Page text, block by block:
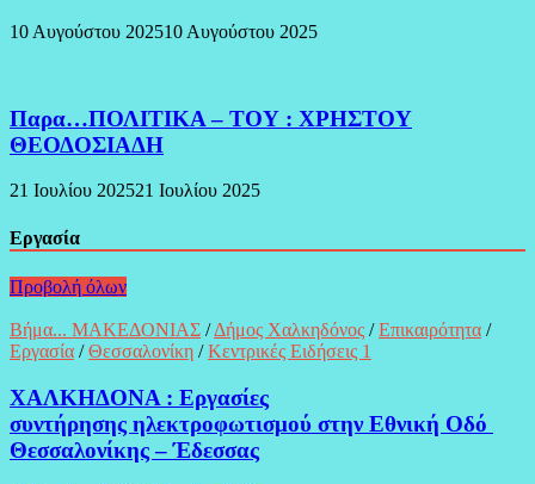
10 Αυγούστου 202510 Αυγούστου 2025
Παρα…ΠΟΛΙΤΙΚΑ – ΤΟΥ : ΧΡΗΣΤΟΥ
ΘΕΟΔΟΣΙΑΔΗ
21 Ιουλίου 202521 Ιουλίου 2025
Εργασία
Προβολή όλων
Βήμα... ΜΑΚΕΔΟΝΙΑΣ /Δήμος Χαλκηδόνος /Επικαιρότητα /
Εργασία /Θεσσαλονίκη /Κεντρικές Ειδήσεις 1
ΧΑΛΚΗΔΟΝΑ : Εργασίες
συντήρησης ηλεκτροφωτισμού στην Εθνική Οδό
Θεσσαλονίκης – Έδεσσας